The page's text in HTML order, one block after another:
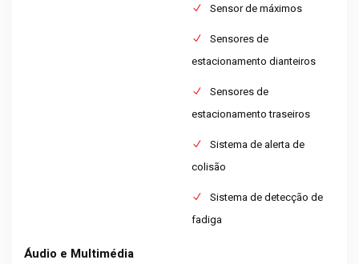
Sensor de máximos
Sensores de
estacionamento dianteiros
Sensores de
estacionamento traseiros
Sistema de alerta de
colisão
Sistema de detecção de
fadiga
Áudio e Multimédia